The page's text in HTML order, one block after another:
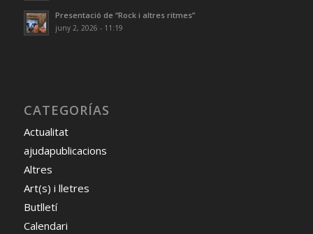
Presentació de “Rock i altres ritmes”
juny 2, 2026 - 11:19
CATEGORÍAS
Actualitat
ajudapublicacions
Altres
Art(s) i lletres
Butlletí
Calendari